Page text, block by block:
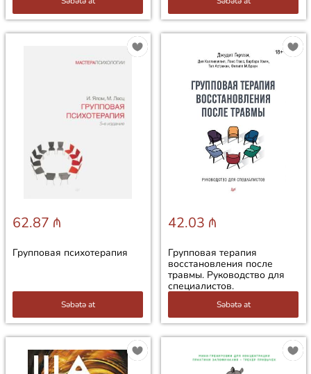
62.87 ₼
Групповая психотерапия
Səbətə at
42.03 ₼
Групповая терапия
восстановления после
травмы. Руководство для
специалистов.
Səbətə at